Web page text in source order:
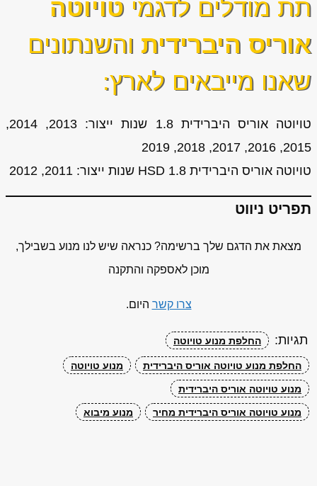
תת מודלים לדגמיטויוטה
אוריס היברידית והשנתונים
שאנו מייבאים לארץ:
טויוטה אוריס היברידית 1.8 שנות ייצור: 2013, 2014,
2015, 2016, 2017, 2018, 2019
טויוטה אוריס היברידית 1.8 HSD שנות ייצור: 2011, 2012
תפריט ניווט
מצאת את הדגם שלך ברשימה? כנראה שיש לנו מנוע בשבילך,
מוכן לאספקה והתקנה
צרו קשר היום.
תגיות: החלפת מנוע טויוטה
החלפת מנוע טויוטה אוריס היברידית מנוע טויוטה
מנוע טויוטה אוריס היברידית
מנוע טויוטה אוריס היברידית מחיר מנוע מיבוא